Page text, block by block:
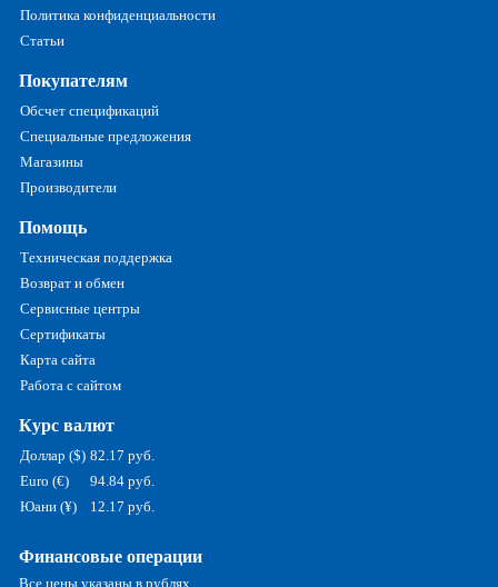
Политика конфиденциальности
Статьи
Покупателям
Обсчет спецификаций
Специальные предложения
Магазины
Производители
Помощь
Техническая поддержка
Возврат и обмен
Сервисные центры
Сертификаты
Карта сайта
Работа с сайтом
Курс валют
Доллар ($) 82.17 руб.
Euro (€)
94.84 руб.
Юани (¥)
12.17 руб.
Финансовые операции
Все цены указаны в рублях.